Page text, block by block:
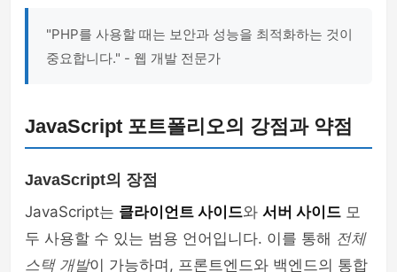
"PHP를 사용할 때는 보안과 성능을 최적화하는 것이
중요합니다." - 웹 개발 전문가
JavaScript 포트폴리오의 강점과 약점
JavaScript의 장점
JavaScript는 클라이언트 사이드와 서버 사이드 모
두 사용할 수 있는 범용 언어입니다. 이를 통해 전체
스택 개발이 가능하며, 프론트엔드와 백엔드의 통합